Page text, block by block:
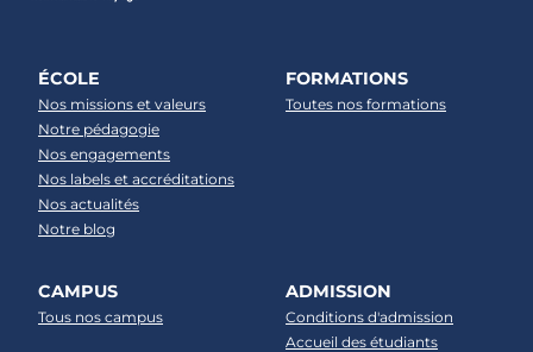
ÉCOLE
Nos missions et valeurs
Notre pédagogie
Nos engagements
Nos labels et accréditations
Nos actualités
Notre blog
FORMATIONS
Toutes nos formations
CAMPUS
Tous nos campus
ADMISSION
Conditions d'admission
Accueil des étudiants